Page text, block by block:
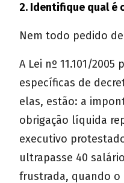
2. Identifique qual é
Nem todo pedido
A Lei nº 11.101/2005
específicas de
elas, estão: a
obrigação líquida
executivo
ultrapasse 40
frustrada, quando o